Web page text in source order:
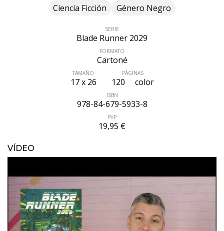
Ciencia Ficción Género Negro
SERIE
Blade Runner 2029
FORMATO
Cartoné
TAMAÑO
17 x 26
PÁGINAS
120 color
ISBN
978-84-679-5933-8
PVP
19,95 €
VÍDEO